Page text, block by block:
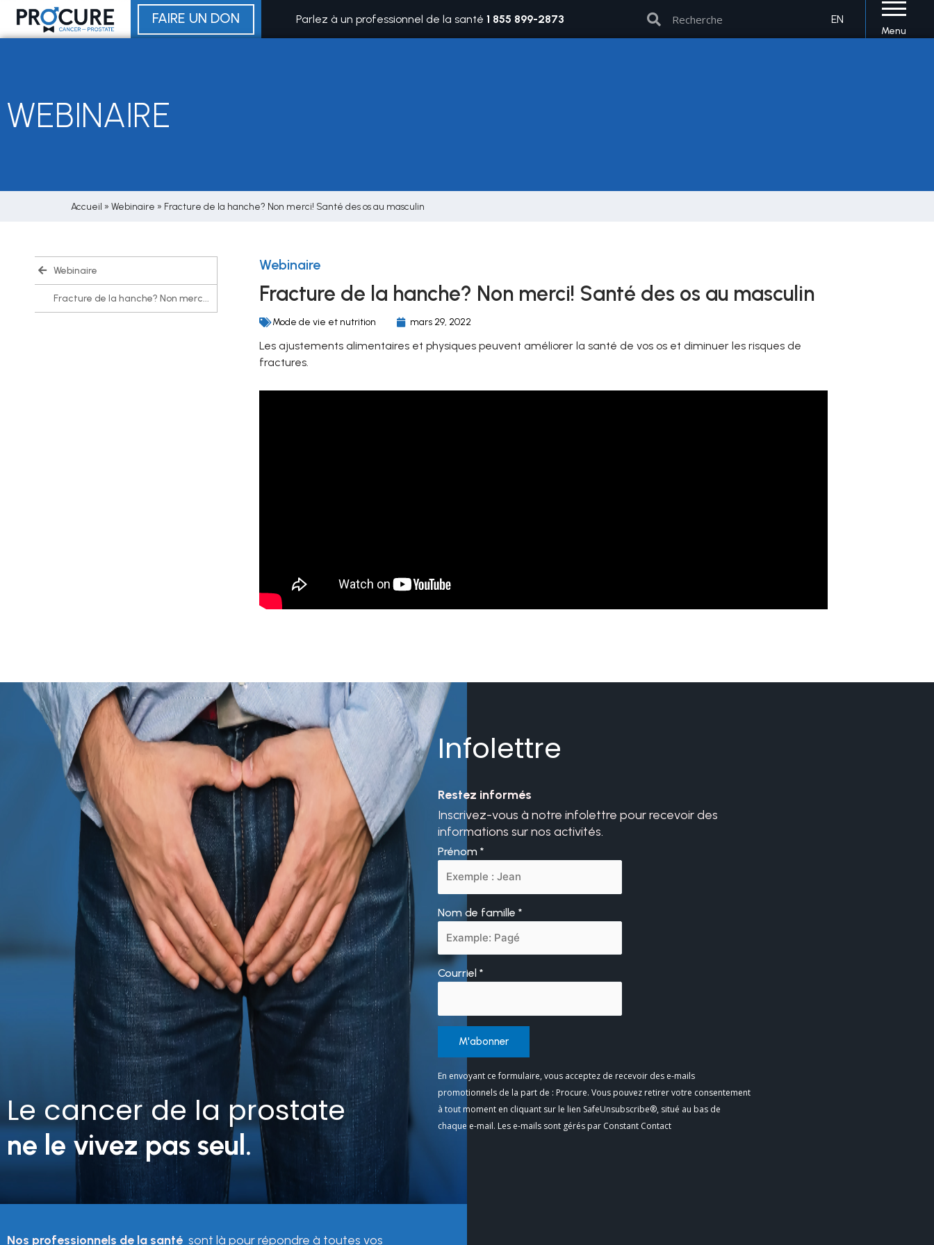
Aller
contenu
FAIRE UN DON Parlez à un professionnel de la santé1 855 899-2873 EN
Menu
WEBINAIRE
Accueil » Webinaire » Fracture de la hanche? Non merci! Santé des os au masculin
Webinaire
Fracture de la hanche? Non merc...
Webinaire
Fracture de la hanche? Non merci! Santé des os au masculin
Mode de vie et nutrition mars 29, 2022
Les ajustements alimentaires et physiques peuvent améliorer la santé de vos os et diminuer les risques de
fractures.
Le cancer de la prostate
ne le vivez pas seul.
Infolettre
Restez informés
Inscrivez-vous à notre infolettre pour recevoir des
informations sur nos activités.
Prénom *
Nom de famille *
Courriel *
Constant
Contact
Use.
Please
En envoyant ce formulaire, vous acceptez de recevoir des e-mails
promotionnels de la part de : Procure. Vous pouvez retirer votre consentement
à tout moment en cliquant sur le lien SafeUnsubscribe®, situé au bas de
chaque e-mail. Les e-mails sont gérés par Constant Contact
Nos professionnels de la santé sont là pour répondre à toutes vos